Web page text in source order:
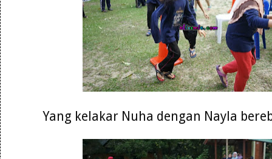
Yang kelakar Nuha dengan Nayla